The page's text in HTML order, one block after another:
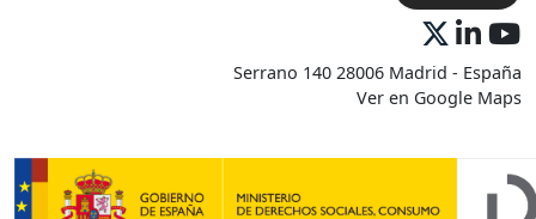
Serrano 140 28006 Madrid - España
Ver en Google Maps